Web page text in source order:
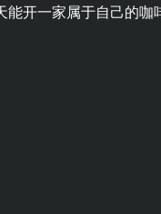
开一家属于自己的咖